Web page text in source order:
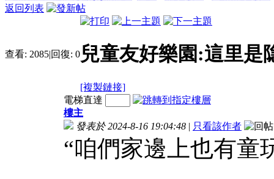
返回列表
查看: 2085|回復: 0 兒童友好樂園:這里是
[複製鏈接]
電梯直達
樓主
發表於 2024-8-16 19:04:48 | 只看該作者
“咱們家邊上也有童